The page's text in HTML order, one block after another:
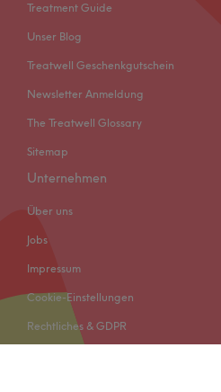
Treatment Guide
Unser Blog
Treatwell Geschenkgutschein
Newsletter Anmeldung
The Treatwell Glossary
Sitemap
Unternehmen
Über uns
Jobs
Impressum
Cookie-Einstellungen
Rechtliches & GDPR